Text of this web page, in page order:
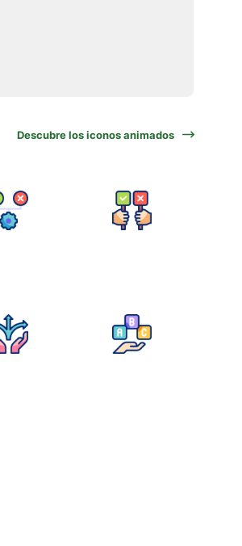
Descubre los iconos animados